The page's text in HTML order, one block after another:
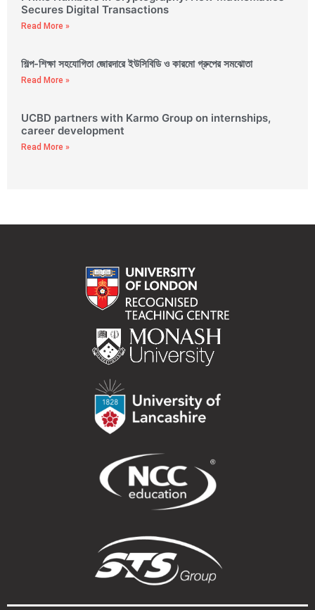
Secures Digital Transactions
Read More »
শিল্প-শিক্ষা সহযোগিতা জোরদারে ইউসিবিডি ও কারমো গ্রুপের সমঝোতা
Read More »
UCBD partners with Karmo Group on internships,
career development
Read More »